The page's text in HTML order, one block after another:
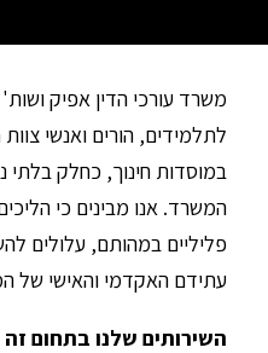
משרד עורכי הדין אפיק
לתלמידים, הורים ואנשי
במוסדות חינוך, כחלק
המשרד. אנו מבינים כי
פליליים במהותם, עלולים
עתידם האקדמי והאישי של
השירותים שלנו בתחום זה